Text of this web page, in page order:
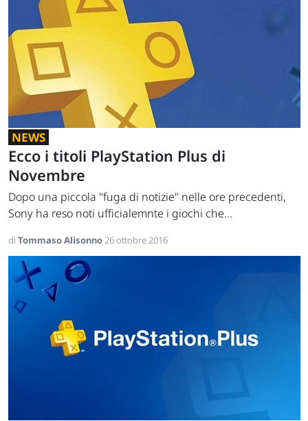
NEWS
Ecco i titoli PlayStation Plus di
Novembre
Dopo una piccola "fuga di notizie" nelle ore precedenti,
Sony ha reso noti ufficialemnte i giochi che...
di Tommaso Alisonno26 ottobre 2016